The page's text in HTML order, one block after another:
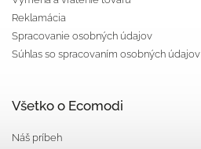
Reklamácia
Spracovanie osobných údajov
Súhlas so spracovaním osobných údajov
Všetko o Ecomodi
Náš príbeh